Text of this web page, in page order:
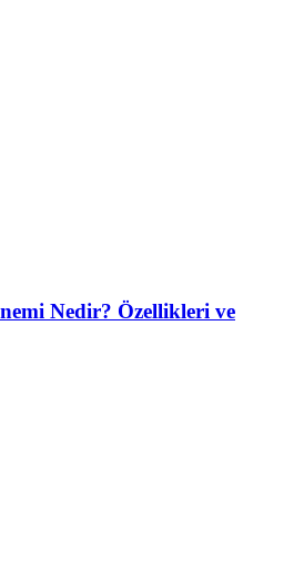
Nedir? Özellikleri ve